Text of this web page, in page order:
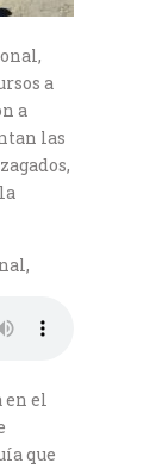
a
a
las
en el
que